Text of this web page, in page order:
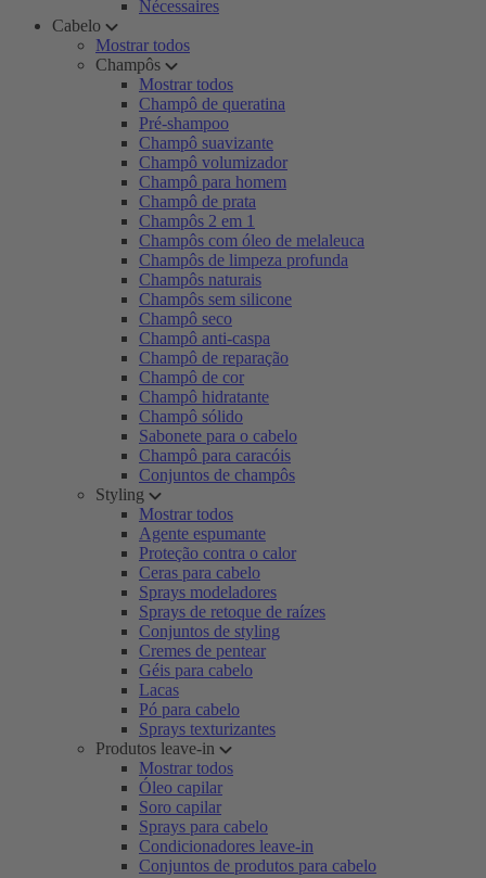
Nécessaires
Cabelo
Mostrar todos
Champôs
Mostrar todos
Champô de queratina
Pré-shampoo
Champô suavizante
Champô volumizador
Champô para homem
Champô de prata
Champôs 2 em 1
Champôs com óleo de melaleuca
Champôs de limpeza profunda
Champôs naturais
Champôs sem silicone
Champô seco
Champô anti-caspa
Champô de reparação
Champô de cor
Champô hidratante
Champô sólido
Sabonete para o cabelo
Champô para caracóis
Conjuntos de champôs
Styling
Mostrar todos
Agente espumante
Proteção contra o calor
Ceras para cabelo
Sprays modeladores
Sprays de retoque de raízes
Conjuntos de styling
Cremes de pentear
Géis para cabelo
Lacas
Pó para cabelo
Sprays texturizantes
Produtos leave-in
Mostrar todos
Óleo capilar
Soro capilar
Sprays para cabelo
Condicionadores leave-in
Conjuntos de produtos para cabelo